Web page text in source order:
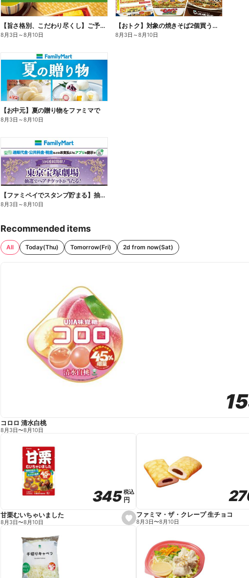
【旨さ格別、こだわり尽くし】ご予約弁当
8月3日 ～8月10日
【おトク】対象の焼きそば2個買うと100円引き!
8月3日 ～8月10日
【お中元】夏の贈り物をファミマで
8月3日 ～8月10日
【ファミペイでスタンプ貯まる】抽選でペアチケットが当たる!
8月3日 ～8月10日
Recommended items
All Today(Thu) Tomorrow(Fri) 2d from now(Sat)
コロロ 清水白桃
8月3日〜8月10日
s
e
345
345税込
税込
円
円
甘栗むいちゃいました
8月3日〜8月10日
ファミマ・ザ・クレープ 生チョコ
8月3日〜8月10日